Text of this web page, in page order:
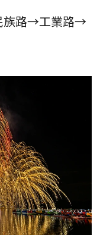
族路→工業路→